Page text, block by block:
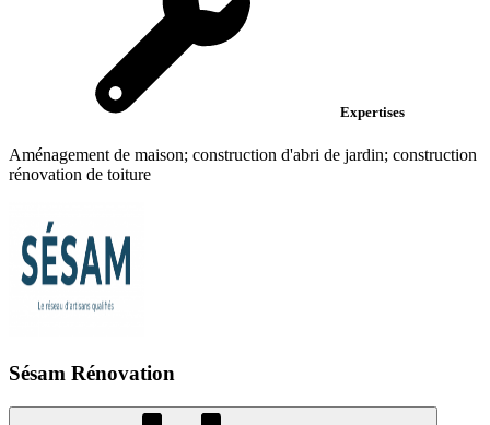
Expertises
Aménagement de maison; construction d'abri de jardin; construction
rénovation de toiture
Sésam Rénovation